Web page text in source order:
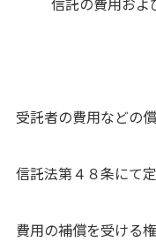
受託者の費用などの
信託法第４８条にて
費用の補償を受ける